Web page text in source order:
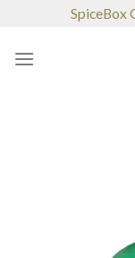
SpiceBox